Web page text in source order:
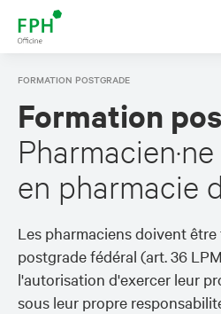
FORMATION POSTGRADE
Formation
en pharmacie
Les pharmaciens doivent
postgrade fédéral (art. 36
l'autorisation d'exercer leur
sous leur propre